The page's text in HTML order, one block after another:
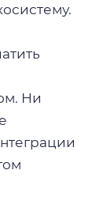
Ни